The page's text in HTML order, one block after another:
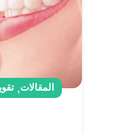
المقالات,